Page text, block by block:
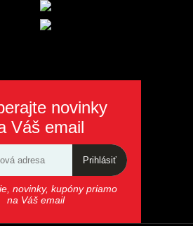
novinky
Váš email
Prihlásiť
novinky, kupóny priamo
na Váš email